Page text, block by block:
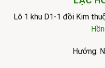
Lô 1 khu D1-1 đồi Kim
Hướng: